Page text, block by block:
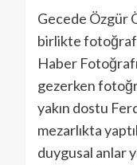
Gecede Özgür
birlikte
Haber
gezerken
yakın dostu
mezarlıkta
duygusal anlar